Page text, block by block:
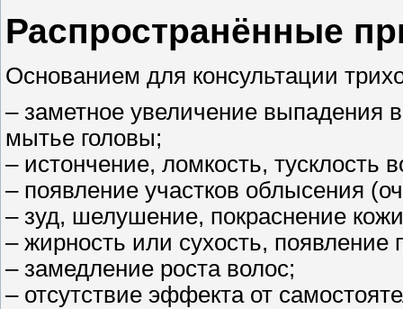
Распространённые
Основанием для консультации
– заметное увеличение выпадения
мытье головы;
– истончение, ломкость, тусклость
– появление участков облысения
– зуд, шелушение, покраснение
– жирность или сухость, появление
– замедление роста волос;
– отсутствие эффекта от